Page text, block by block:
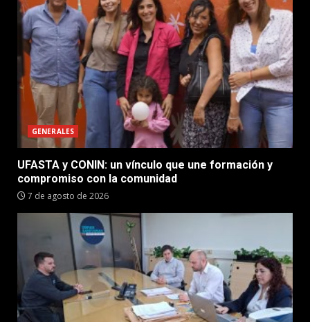
GENERALES
UFASTA y CONIN: un vínculo que une formación y
compromiso con la comunidad
7 de agosto de 2026